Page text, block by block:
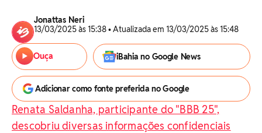
Jonattas Neri
13/03/2025 às 15:38 • Atualizada em 13/03/2025 às 15:48
Ouça iBahia no Google News
Adicionar como fonte preferida no Google
Renata Saldanha, participante do "BBB 25",
descobriu diversas informações confidenciais